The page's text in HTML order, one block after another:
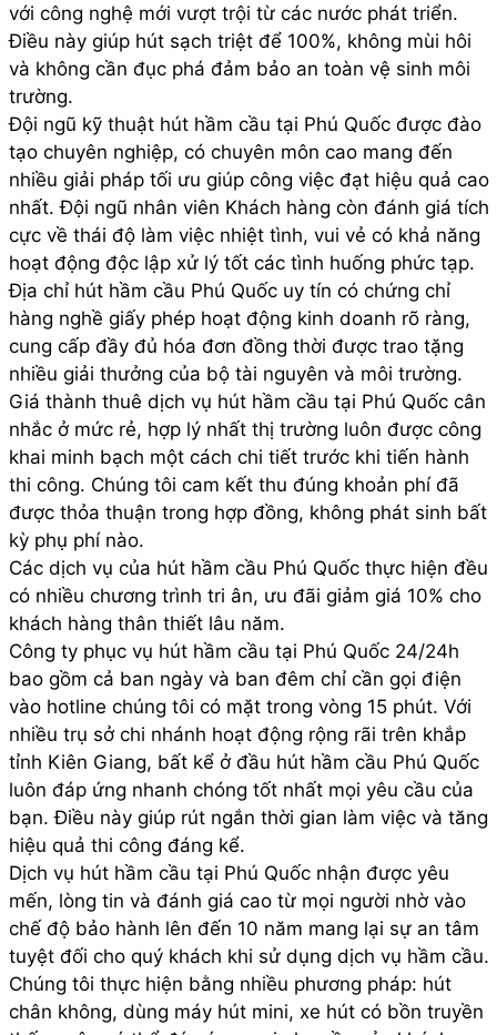
với công nghệ mới vượt trội từ các nước phát triển.
Điều này giúp hút sạch triệt để 100%, không mùi hôi
và không cần đục phá đảm bảo an toàn vệ sinh môi
trường.
Đội ngũ kỹ thuật hút hầm cầu tại Phú Quốc được đào
tạo chuyên nghiệp, có chuyên môn cao mang đến
nhiều giải pháp tối ưu giúp công việc đạt hiệu quả cao
nhất. Đội ngũ nhân viên Khách hàng còn đánh giá tích
cực về thái độ làm việc nhiệt tình, vui vẻ có khả năng
hoạt động độc lập xử lý tốt các tình huống phức tạp.
Địa chỉ hút hầm cầu Phú Quốc uy tín có chứng chỉ
hàng nghề giấy phép hoạt động kinh doanh rõ ràng,
cung cấp đầy đủ hóa đơn đồng thời được trao tặng
nhiều giải thưởng của bộ tài nguyên và môi trường.
Giá thành thuê dịch vụ hút hầm cầu tại Phú Quốc cân
nhắc ở mức rẻ, hợp lý nhất thị trường luôn được công
khai minh bạch một cách chi tiết trước khi tiến hành
thi công. Chúng tôi cam kết thu đúng khoản phí đã
được thỏa thuận trong hợp đồng, không phát sinh bất
kỳ phụ phí nào.
Các dịch vụ của hút hầm cầu Phú Quốc thực hiện đều
có nhiều chương trình tri ân, ưu đãi giảm giá 10% cho
khách hàng thân thiết lâu năm.
Công ty phục vụ hút hầm cầu tại Phú Quốc 24/24h
bao gồm cả ban ngày và ban đêm chỉ cần gọi điện
vào hotline chúng tôi có mặt trong vòng 15 phút. Với
nhiều trụ sở chi nhánh hoạt động rộng rãi trên khắp
tỉnh Kiên Giang, bất kể ở đầu hút hầm cầu Phú Quốc
luôn đáp ứng nhanh chóng tốt nhất mọi yêu cầu của
bạn. Điều này giúp rút ngắn thời gian làm việc và tăng
hiệu quả thi công đáng kể.
Dịch vụ hút hầm cầu tại Phú Quốc nhận được yêu
mến, lòng tin và đánh giá cao từ mọi người nhờ vào
chế độ bảo hành lên đến 10 năm mang lại sự an tâm
tuyệt đối cho quý khách khi sử dụng dịch vụ hầm cầu.
Chúng tôi thực hiện bằng nhiều phương pháp: hút
chân không, dùng máy hút mini, xe hút có bồn truyền